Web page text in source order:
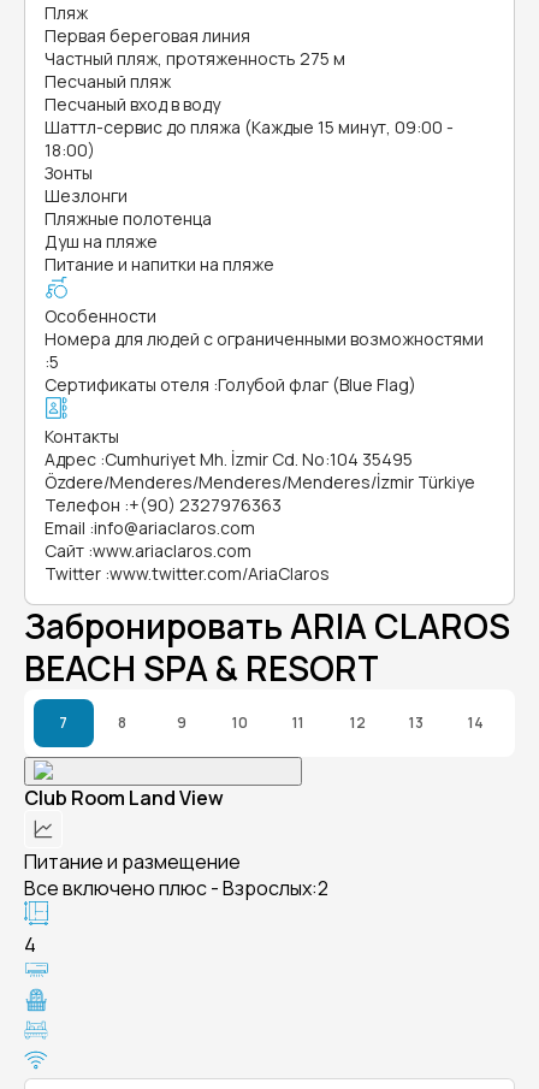
Пляж
Первая береговая линия
Частный пляж, протяженность 275 м
Песчаный пляж
Песчаный вход в воду
Шаттл-сервис до пляжа (Каждые 15 минут, 09:00 -
18:00)
Зонты
Шезлонги
Пляжные полотенца
Душ на пляже
Питание и напитки на пляже
Особенности
Номера для людей с ограниченными возможностями
:5
Сертификаты отеля :Голубой флаг (Blue Flag)
Контакты
Адрес :Cumhuriyet Mh. İzmir Cd. No:104 35495
Özdere/Menderes/Menderes/Menderes/İzmir Türkiye
Телефон :+(90) 2327976363
Email :info@ariaclaros.com
Сайт :www.ariaclaros.com
Twitter :www.twitter.com/AriaClaros
Забронировать ARIA CLAROS
BEACH SPA & RESORT
7 8 9 10 11 12 13 14
Club Room Land View
Питание и размещение
Все включено плюс - Взрослых:2
4